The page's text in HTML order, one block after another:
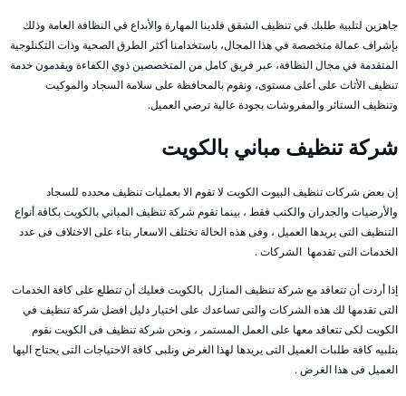
جاهزين لتلبية طلبك في تنظيف الشقق فلدينا المهارة والأبداع في النظافة العامة وذلك
بإشراف عمالة متخصصة في هذا المجال، باستخدامنا أكثر الطرق الصحية وذات التكنلوجية
المتقدمة في مجال النظافة، عبر فريق كامل من المتخصصين ذوي الكفاءة ويقدمون خدمة
تنظيف الأثاث على أعلى مستوى، ونقوم بالمحافظة على سلامة السجاد والموكيت
وتنظيف الستائر والمفروشات بجودة عالية ترضي العميل.
شركة تنظيف مباني بالكويت
إن بعض شركات تنظيف البيوت الكويت لا تقوم الا بعمليات تنظيف محدده للسجاد
والأرضيات والجدران والكنب فقط ، بينما تقوم شركة تنظيف المباني بالكويت بكافة أنواع
التنظيف التى يريدها العميل ، وفى هذه الحالة تختلف الاسعار بناء على الاختلاف فى عدد
الخدمات التى تقدمها الشركات .
إذا أردت أن تتعاقد مع شركة تنظيف المنازل بالكويت فعليك أن تتطلع على كافة الخدمات
التى تقدمها لك هذه الشركات والتى تساعدك على اختيار دليل افضل شركة تنظيف في
الكويت لكى تتعاقد معها على العمل المستمر ، ونحن شركة تنظيف فى الكويت نقوم
بتلبيه كافة طلبات العميل التى يريدها لهذا الغرض ونلبى كافة الاحتياجات التى يحتاج اليها
العميل فى هذا الغرض .